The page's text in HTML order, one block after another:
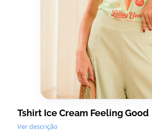
Tshirt Ice Cream Feeling Good
Ver descrição